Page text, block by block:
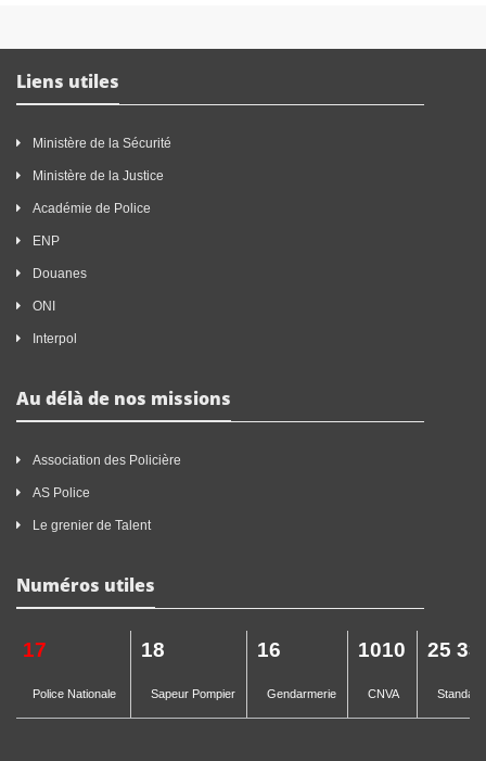
Liens utiles
Ministère de la Sécurité
Ministère de la Justice
Académie de Police
ENP
Douanes
ONI
Interpol
Au délà de nos missions
Association des Policière
AS Police
Le grenier de Talent
Numéros utiles
17
Police Nationale
18
Sapeur Pompier
16
Gendarmerie
1010
CNVA
25 33